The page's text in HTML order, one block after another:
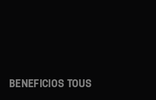
Beneficios TOUS